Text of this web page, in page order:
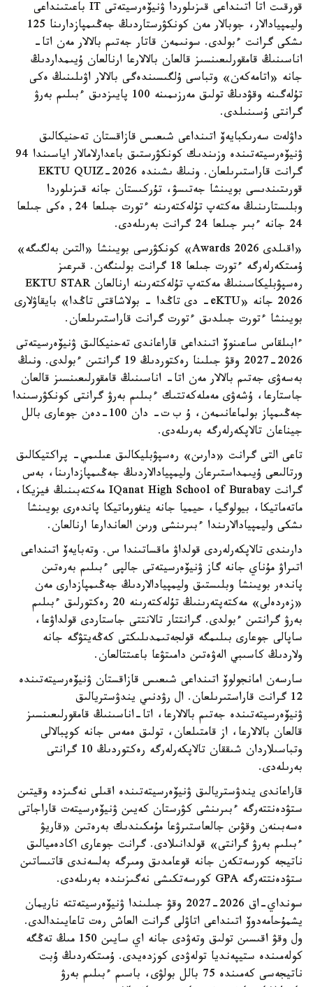
قورقىت اتا اتىنداعى قىزىلوردا ۋنيۆەرسيتەتى IT باعىتىنداعى
وليمپيادالار، جوبالار مەن كونكۋرستاردىڭ جەڭىمپازدارىنا 125
ىشكى گرانت ءبولدى. سونىمەن قاتار جەتىم بالالار مەن اتا-
اناسىنىڭ قامقورلىعىنسىز قالعان بالالارعا ارنالعان ۇيىمداردىڭ
جانە «اتامەكەن» وتباسى ۇلگىسىندەگى بالالار اۋىلىنىڭ ەكى
تۇلەگىنە وقۋدىڭ تولىق مەرزىمىنە 100 پايىزدىق ءبىلىم بەرۋ
گرانتى ۇسىنىلدى.
داۋلەت سەرىكبايەۆ اتىنداعى شىعىس قازاقستان تەحنيكالىق
ۋنيۆەرسيتەتىندە وزىندىك كونكۋرستىق باعدارلامالار اياسىندا 94
گرانت قاراستىرىلعان. ونىڭ ىشىندە EKTU QUIZ-2026
قورىتىندىسى بويىنشا جەتىسۋ، تۇركىستان جانە قىزىلوردا
وبلىستارىنىڭ مەكتەپ تۇلەكتەرىنە ءتورت جىلعا 24, ەكى جىلعا
24 جانە ءبىر جىلعا 24 گرانت بەرىلەدى.
«اقىلدى Awards 2026» كونكۋرسى بويىنشا «التىن بەلگىگە»
ۇمىتكەرلەرگە ءتورت جىلعا 18 گرانت بولىنگەن. قىرعىز
رەسپۋبليكاسىنىڭ مەكتەپ تۇلەكتەرىنە ارنالعان EKTU STAR
2026 جانە «eKTU- دى تاڭدا - بولاشاقتى تاڭدا» بايقاۋلارى
بويىنشا ءتورت جىلدىق ءتورت گرانت قاراستىرىلعان.
ءابىلقاس ساعىنوۆ اتىنداعى قاراعاندى تەحنيكالىق ۋنيۆەرسيتەتى
2026-2027 وقۋ جىلىنا رەكتوردىڭ 19 گرانتىن ءبولدى. ونىڭ
بەسەۋى جەتىم بالالار مەن اتا- اناسىنىڭ قامقورلىعىنسىز قالعان
جاستارعا، ۇشەۋى مەملەكەتتىك ءبىلىم بەرۋ گرانتى كونكۋرسىندا
جەڭىمپاز بولماعانىمەن، ۇ ب ت- دان 100-دەن جوعارى بالل
جيناعان تالاپكەرلەرگە بەرىلەدى.
تاعى التى گرانت «دارىن» رەسپۋبليكالىق عىلىمي- پراكتيكالىق
ورتالىعى ۇيىمداستىرعان وليمپيادالاردىڭ جەڭىمپازدارىنا، بەس
گرانت IQanat High School of Burabay مەكتەبىنىڭ فيزيكا،
ماتەماتيكا، بيولوگيا، حيميا جانە ينفورماتيكا پاندەرى بويىنشا
ىشكى وليمپيادالارىندا ءبىرىنشى ورىن العاندارعا ارنالعان.
دارىندى تالاپكەرلەردى قولداۋ ماقساتىندا س. وتەبايەۆ اتىنداعى
اتىراۋ مۇناي جانە گاز ۋنيۆەرسيتەتى جالپى ءبىلىم بەرەتىن
پاندەر بويىنشا وبلىستىق وليمپيادالاردىڭ جەڭىمپازدارى مەن
«زەردەلى» مەكتەپتەرىنىڭ تۇلەكتەرىنە 20 رەكتورلىق ءبىلىم
بەرۋ گرانتىن ءبولدى. گرانتتار تالانتتى جاستاردى قولداۋعا،
ساپالى جوعارى بىلىمگە قولجەتىمدىلىكتى كەڭەيتۋگە جانە
ولاردىڭ كاسىبي الەۋەتىن دامىتۋعا باعىتتالعان.
سارسەن امانجولوۆ اتىنداعى شىعىس قازاقستان ۋنيۆەرسيتەتىندە
12 گرانت قاراستىرىلعان. ال رۋدنىي يندۋستريالىق
ۋنيۆەرسيتەتىندە جەتىم بالالارعا، اتا-اناسىنىڭ قامقورلىعىنسىز
قالعان بالالارعا، از قامتىلعان، تولىق ەمەس جانە كوپبالالى
وتباسىلاردان شىققان تالاپكەرلەرگە رەكتوردىڭ 10 گرانتى
بەرىلەدى.
قاراعاندى يندۋستريالىق ۋنيۆەرسيتەتىندە اقىلى نەگىزدە وقيتىن
ستۋدەنتتەرگە ءبىرىنشى كۋرستان كەيىن ۋنيۆەرسيتەت قاراجاتى
ەسەبىنەن وقۋىن جالعاستىرۋعا مۇمكىندىك بەرەتىن «قاريۋ
ءبىلىم بەرۋ گرانتى» قولدانىلادى. گرانت جوعارى اكادەميالىق
ناتيجە كورسەتكەن جانە قوعامدىق ومىرگە بەلسەندى قاتىساتىن
ستۋدەنتتەرگە GPA كورسەتكىشى نەگىزىندە بەرىلەدى.
سونداي-اق 2026-2027 وقۋ جىلىندا ۋنيۆەرسيتەتتە ناريمان
يشمۇحامەدوۆ اتىنداعى اتاۋلى گرانت العاش رەت تاعايىندالدى.
ول وقۋ اقىسىن تولىق وتەۋدى جانە اي سايىن 150 مىڭ تەڭگە
كولەمىندە ستيپەنديا تولەۋدى كوزدەيدى. ۇمىتكەردىڭ ۇبت
ناتيجەسى كەمىندە 75 بالل بولۋى، باسىم ءبىلىم بەرۋ